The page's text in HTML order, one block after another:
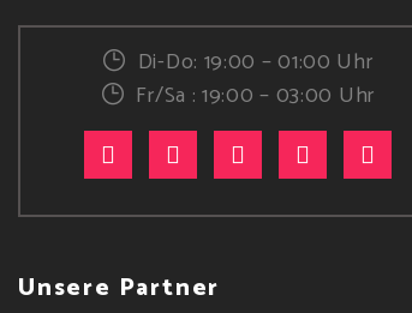
Di-Do: 19:00 – 01:00 Uhr
Fr/Sa : 19:00 – 03:00 Uhr
Unsere Partner